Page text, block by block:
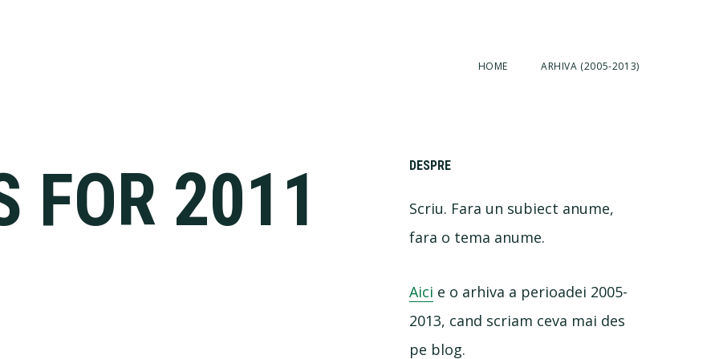
HOME ARHIVA (2005-2013)
FOR 2011
Primary
Sidebar
DESPRE
Scriu. Fara un subiect anume,
fara o tema anume.
Aici e o arhiva a perioadei 2005-
2013, cand scriam ceva mai des
pe blog.